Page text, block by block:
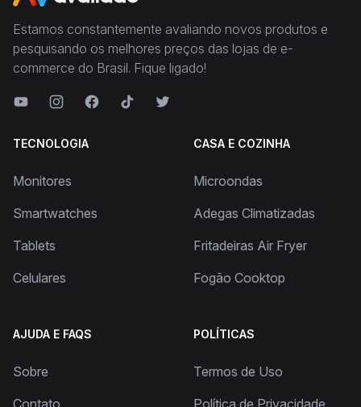
Estamos constantemente avaliando novos produtos e
pesquisando os melhores preços das lojas de e-
commerce do Brasil. Fique ligado!
TECNOLOGIA
Monitores
Smartwatches
Tablets
Celulares
CASA E COZINHA
Microondas
Adegas Climatizadas
Fritadeiras Air Fryer
Fogão Cooktop
AJUDA E FAQS
Sobre
Contato
POLÍTICAS
Termos de Uso
Política de Privacidade